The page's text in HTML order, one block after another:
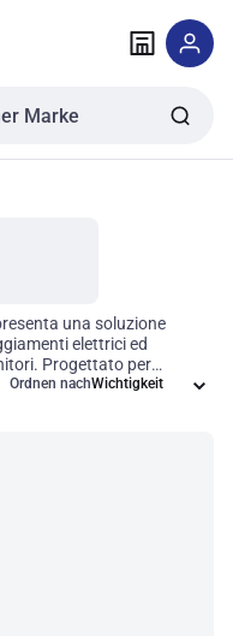
una soluzione
elettrici ed
Progettato per
questo
Ordnen nach